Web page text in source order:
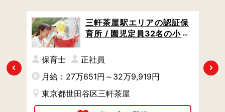
Previous
三軒茶屋駅エリアの認証保
育所 / 園児定員32名の小さ
休暇制度や福利厚生が充実
保育士
正社員
月給：27万651円～32万9,919円
東京都世田谷区三軒茶屋
Next